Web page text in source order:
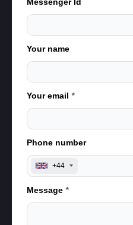
Your name
Your email *
Phone number
+44
Message *